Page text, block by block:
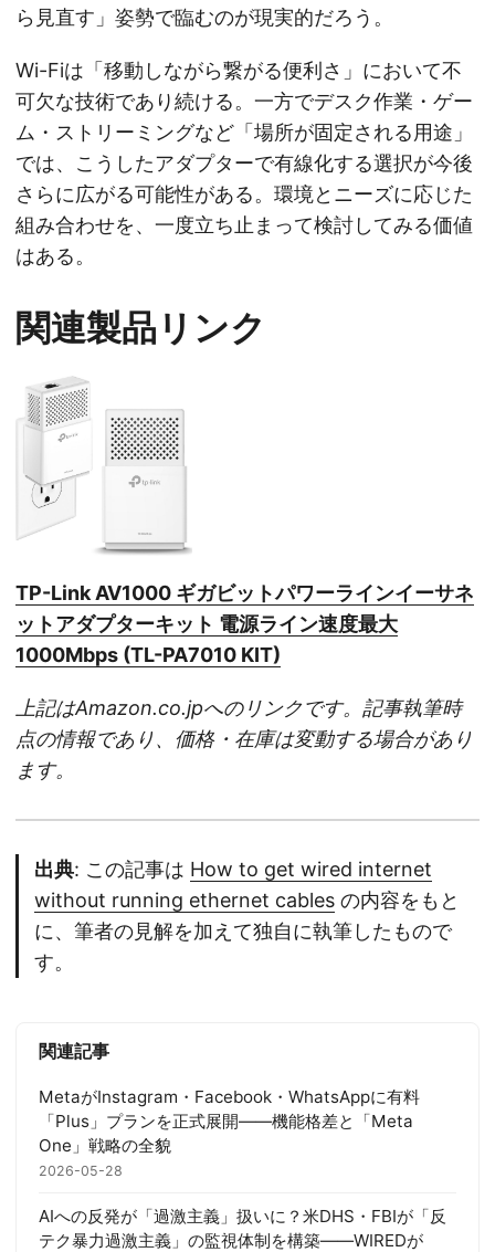
ら見直す」姿勢で臨むのが現実的だろう。
Wi-Fiは「移動しながら繋がる便利さ」において不
可欠な技術であり続ける。一方でデスク作業・ゲー
ム・ストリーミングなど「場所が固定される用途」
では、こうしたアダプターで有線化する選択が今後
さらに広がる可能性がある。環境とニーズに応じた
組み合わせを、一度立ち止まって検討してみる価値
はある。
関連製品リンク
TP-Link AV1000 ギガビットパワーラインイーサネ
ットアダプターキット 電源ライン速度最大
1000Mbps (TL-PA7010 KIT)
上記はAmazon.co.jpへのリンクです。記事執筆時
点の情報であり、価格・在庫は変動する場合があり
ます。
出典: この記事は How to get wired internet
without running ethernet cables の内容をもと
に、筆者の見解を加えて独自に執筆したもので
す。
関連記事
MetaがInstagram・Facebook・WhatsAppに有料
「Plus」プランを正式展開——機能格差と「Meta
One」戦略の全貌
2026-05-28
AIへの反発が「過激主義」扱いに？米DHS・FBIが「反
テク暴力過激主義」の監視体制を構築——WIREDが